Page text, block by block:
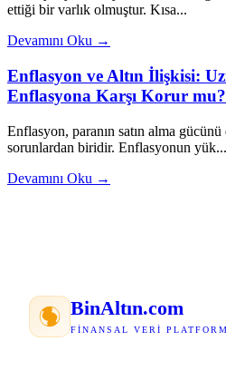
ettiği bir varlık olmuştur. Kısa...
Devamını Oku →
Enflasyon ve Altın İlişkisi:
Enflasyona Karşı Korur mu?
Enflasyon, paranın satın alma
sorunlardan biridir. Enflasyonun yük...
Devamını Oku →
BinAltın.com
FINANSAL VERI